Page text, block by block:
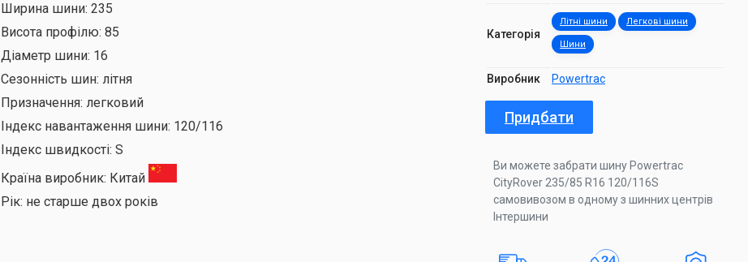
Ширина шини: 235
Висота профілю: 85
Діаметр шини: 16
Сезонність шин: літня
Призначення: легковий
Індекс навантаження шини: 120/116
Індекс швидкості: S
Країна виробник: Китай
Рік: не старше двох років
Категорія
Літні шини Легкові шини
Шини
Виробник Powertrac
Придбати
Ви можете забрати шину Powertrac
CityRover 235/85 R16 120/116S
самовивозом в одному з шинних центрів
Інтершини